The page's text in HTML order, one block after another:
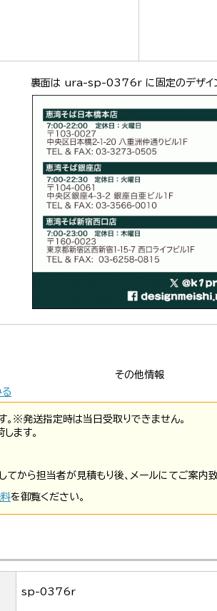
裏面は ura-sp-0376r に固定のデザイ
その他情報
※発送指定時は当日受取りできません。
ます。
から担当者が見積もり後、メールにてご案内致
を御覧ください。
sp-0376r